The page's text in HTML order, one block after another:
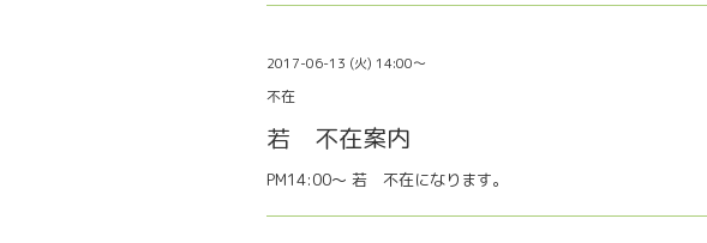
2017-06-13 (火) 14:00～
不在
若 不在案内
PM14:00〜 若 不在になります。